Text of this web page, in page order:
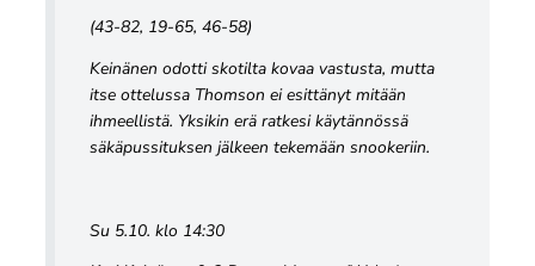
(43-82, 19-65, 46-58)
Keinänen odotti skotilta kovaa vastusta, mutta
itse ottelussa Thomson ei esittänyt mitään
ihmeellistä. Yksikin erä ratkesi käytännössä
säkäpussituksen jälkeen tekemään snookeriin.
Su 5.10. klo 14:30